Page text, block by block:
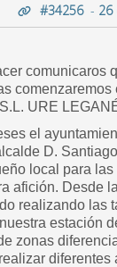
#34256- 26
comunicaros
comenzaremos
URE
el
D.
local para
afición. Desde
realizando las
estación
zonas
diferentes